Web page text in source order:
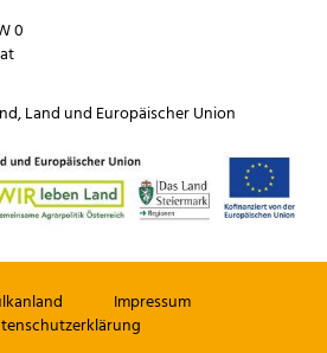
0
,Land und Europäischer Union
Impressum